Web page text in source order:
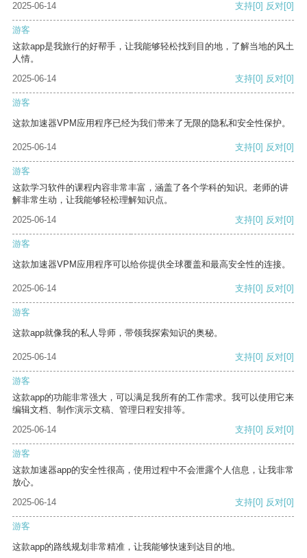
2025-06-14 支持[0] 反对[0]
游客
这款app是我旅行的好帮手，让我能够轻松找到目的地，了解当地的风土
人情。
2025-06-14
支持[0] 反对[0]
游客
这款加速器VPM应用程序已经为我们带来了无限的隐私和安全性保护。
2025-06-14 支持[0] 反对[0]
游客
这款学习软件的课程内容非常丰富，涵盖了各个学科的知识。老师的讲
解非常生动，让我能够轻松理解知识点。
2025-06-14
支持[0] 反对[0]
游客
这款加速器VPM应用程序可以给你提供全球覆盖和最高安全性的连接。
2025-06-14 支持[0] 反对[0]
游客
这款app就像我的私人导师，带领我探索知识的奥秘。
2025-06-14 支持[0] 反对[0]
游客
这款app的功能非常强大，可以满足我所有的工作需求。我可以使用它来
编辑文档、制作演示文稿、管理日程安排等。
2025-06-14
支持[0] 反对[0]
游客
这款加速器app的安全性很高，使用过程中不会泄露个人信息，让我非常
放心。
2025-06-14
支持[0] 反对[0]
游客
这款app的路线规划非常精准，让我能够快速到达目的地。